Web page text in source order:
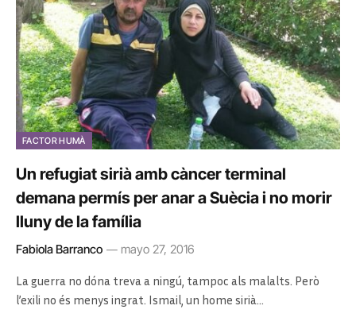
FACTOR HUMÀ
Un refugiat sirià amb càncer terminal
demana permís per anar a Suècia i no morir
lluny de la família
Fabiola Barranco mayo 27, 2016
La guerra no dóna treva a ningú, tampoc als malalts. Però
l’exili no és menys ingrat. Ismail, un home sirià…